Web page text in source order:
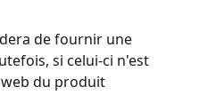
de fournir une
si celui-ci n'est
du produit